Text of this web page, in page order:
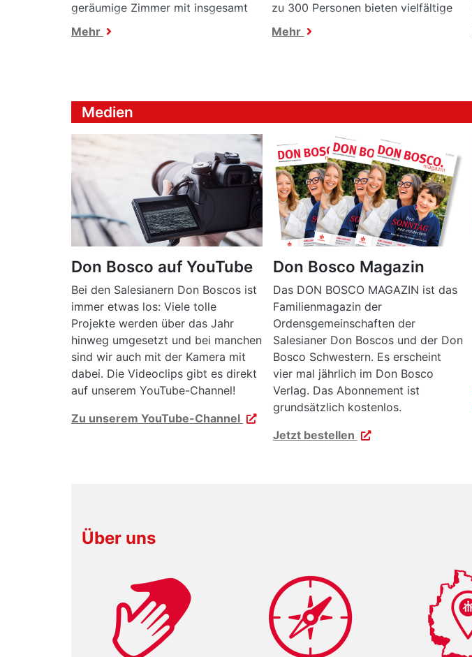
geräumige Zimmer mit insgesamt
49 Betten.
Mehr
zu 300 Personen bieten vielfältige
Möglichkeiten für erfolgreiche
Veranstaltungen.
Mehr
Medien
Don Bosco auf YouTube
Bei den Salesianern Don Boscos ist
immer etwas los: Viele tolle
Projekte werden über das Jahr
hinweg umgesetzt und bei manchen
sind wir auch mit der Kamera mit
dabei. Die Videoclips gibt es direkt
auf unserem YouTube-Channel!
Zu unserem YouTube-Channel
Don Bosco Magazin
Das DON BOSCO MAGAZIN ist das
Familienmagazin der
Ordensgemeinschaften der
Salesianer Don Boscos und der Don
Bosco Schwestern. Es erscheint
vier mal jährlich im Don Bosco
Verlag. Das Abonnement ist
grundsätzlich kostenlos.
Jetzt bestellen
Über uns